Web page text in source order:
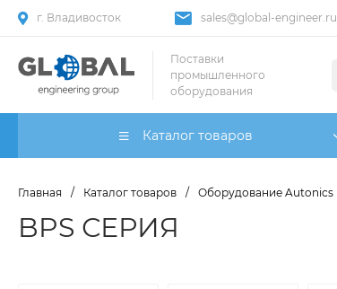
г. Владивосток sales@global-engineer.ru
Поставки
промышленного
оборудования
Каталог товаров
Главная / Каталог товаров / Оборудование Autonics
BPS СЕРИЯ